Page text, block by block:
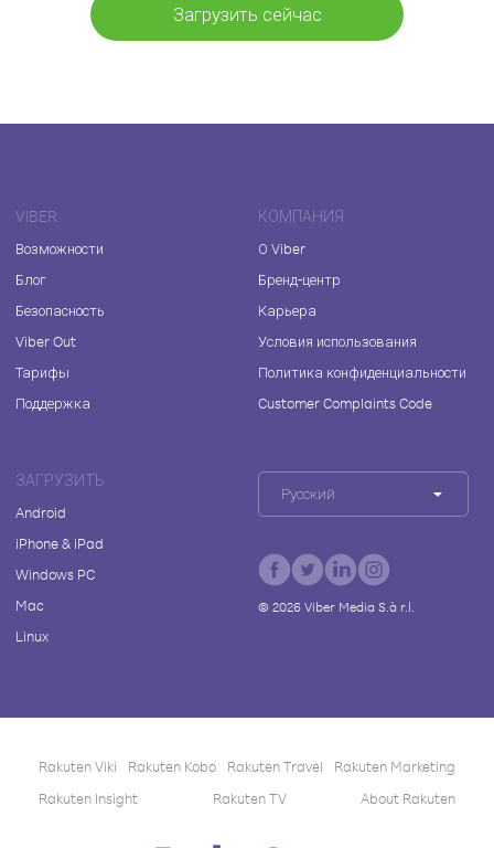
Загрузить сейчас
VIBER
Возможности
Блог
Безопасность
Viber Out
Тарифы
Поддержка
КОМПАНИЯ
О Viber
Бренд-центр
Карьера
Условия использования
Политика конфиденциальности
Customer Complaints Code
ЗАГРУЗИТЬ
Android
iPhone & iPad
Windows PC
Mac
Linux
Русский
© 2026Viber Media S.à r.l.
Rakuten Viki Rakuten Kobo Rakuten Travel
Rakuten Marketing
Rakuten Insight
Rakuten TV About Rakuten